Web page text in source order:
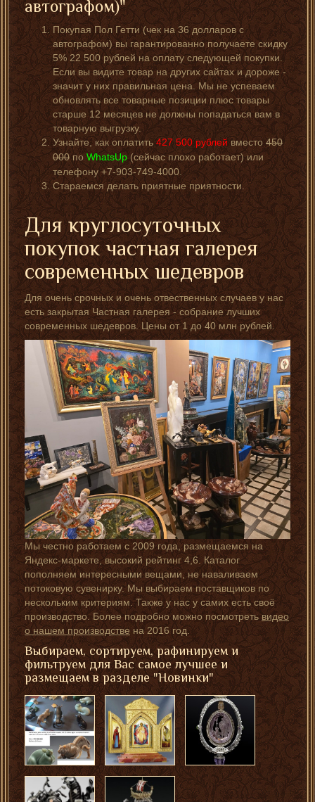
автографом)"
Покупая Пол Гетти (чек на 36 долларов с
автографом) вы гарантированно получаете скидку
5% 22 500 рублей на оплату следующей покупки.
Если вы видите товар на других сайтах и дороже -
значит у них правильная цена. Мы не успеваем
обновлять все товарные позиции плюс товары
старше 12 месяцев не должны попадаться вам в
товарную выгрузку.
Узнайте, как оплатить427 500 рублейвместо450
000по WhatsUp (сейчас плохо работает) или
телефону +7-903-749-4000.
Стараемся делать приятные приятности.
Для круглосуточных
покупок частная галерея
современных шедевров
Для очень срочных и очень отвественных случаев у нас
есть закрытая Частная галерея - собрание лучших
современных шедевров. Цены от 1 до 40 млн рублей.
Мы честно работаем с 2009 года, размещаемся на
Яндекс-маркете, высокий рейтинг 4,6. Каталог
пополняем интересными вещами, не наваливаем
потоковую сувенирку. Мы выбираем поставщиков по
нескольким критериям. Также у нас у самих есть своё
производство. Более подробно можно посмотретьвидео
о нашем производстве на 2016 год.
Выбираем, сортируем, рафинируем и
фильтруем для Вас самое лучшее и
размещаем в разделе "Новинки"